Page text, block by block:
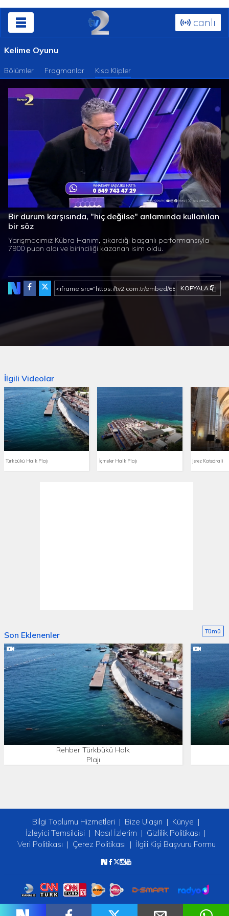
canlı
Kelime Oyunu
Bölümler Fragmanlar Kısa Klipler
/ Toplam
Süre
Yüklendi:
0%
Yükleniyor:
0%
Bir durum karşısında, "hiç değilse" anlamında kullanılan
bir söz
Yarışmacımız Kübra Hanım, çıkardığı başarılı performansıyla
7900 puan aldı ve birinciliği kazanan isim oldu.
KOPYALA
İlgili Videolar
Türkbükü Halk Plajı İçmeler Halk Plajı Jerez Katedrali
Son Eklenenler
Rehber Türkbükü Halk
Plajı
Tümü
Bilgi Toplumu Hizmetleri Bize Ulaşın
Künye
İzleyici Temsilcisi
Nasıl İzlerim
Gizlilik Politikası
Veri Politikası
Çerez Politikası İlgili Kişi Başvuru Formu